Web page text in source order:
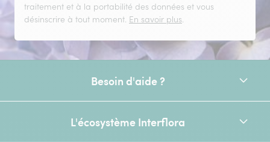
traitement et à la portabilité des données et vous
désinscrire à tout moment. En savoir plus.
Besoin d'aide ?
L'écosystème Interflora